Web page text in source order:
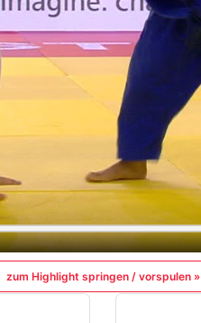
zum Highlight springen / vorspulen »